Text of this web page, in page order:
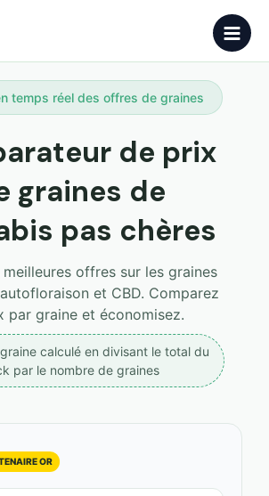
Main
temps réel des offres de graines
de prix
graines de
pas chères
offres sur les graines
et CBD. Comparez
par graine et économisez.
calculé en divisant le total du
par le nombre de graines
OR